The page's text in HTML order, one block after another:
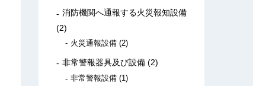
消防機関へ通報する火災報知設備
(2)
火災通報設備 (2)
非常警報器具及び設備 (2)
非常警報設備 (1)